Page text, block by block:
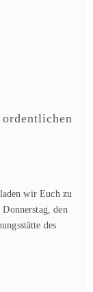
wir Euch zu
den
des